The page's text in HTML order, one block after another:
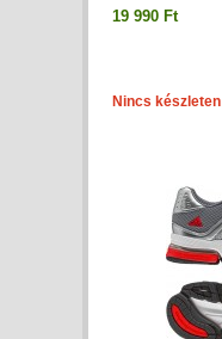
19 990 Ft
Nincs készleten